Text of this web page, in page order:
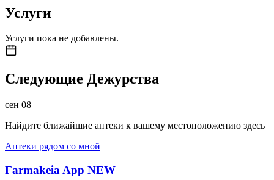
Услуги
Услуги пока не добавлены.
Следующие Дежурства
сен 08
Найдите ближайшие аптеки к вашему местоположению здесь
Аптеки рядом со мной
Farmakeia App NEW